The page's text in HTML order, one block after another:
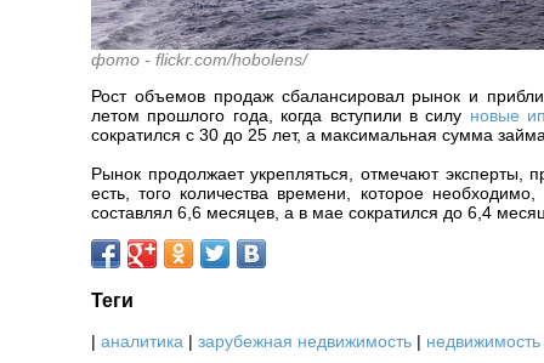
фото - flickr.com/hobolens/
Рост объемов продаж сбалансировал рынок и
летом прошлого года, когда вступили в силу новые
сократился с 30 до 25 лет, а максимальная сумма
Рынок продолжает укрепляться, отмечают эксперты,
есть, того количества времени, которое
составлял 6,6 месяцев, а в мае сократился до 6,4
Теги
| аналитика | зарубежная недвижимость | недвижимость